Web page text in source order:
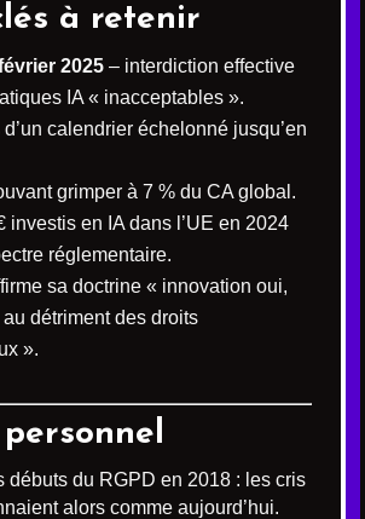
à retenir
2025 – interdiction effective
IA « inacceptables ».
calendrier échelonné jusqu’en
grimper à 7 % du CA global.
investis en IA dans l’UE en 2024
réglementaire.
sa doctrine « innovation oui,
détriment des droits
».
débuts du RGPD en 2018 : les cris
alors comme aujourd’hui.